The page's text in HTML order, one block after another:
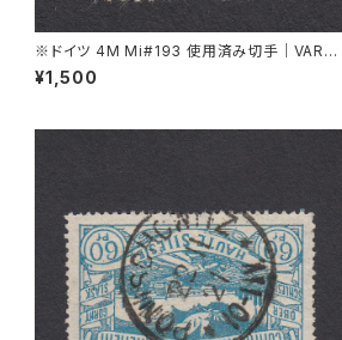
※ドイツ 4M Mi#193 使用済み切手｜VARRE
L 30.11.1922
¥1,500